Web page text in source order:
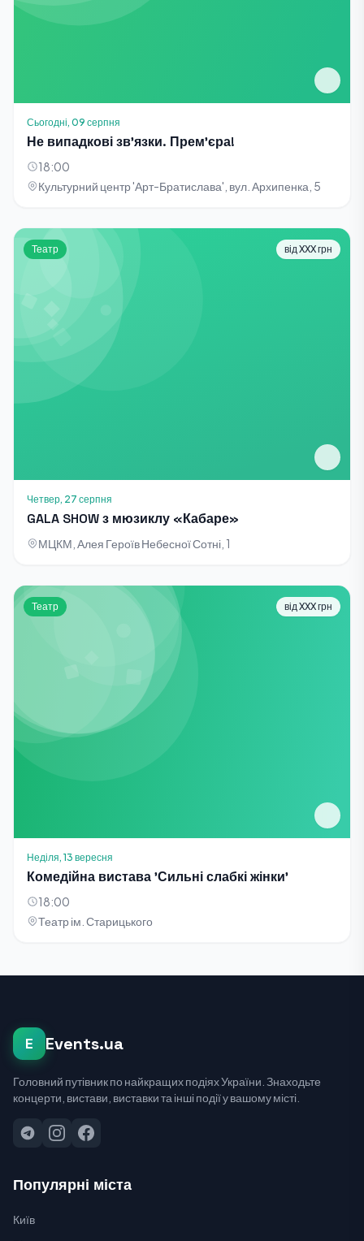
Сьогодні, 09 серпня
Не випадкові зв'язки. Прем'єра!
18:00
Культурний центр 'Арт-Братислава', вул. Архипенка, 5
Театр від XXX грн
Четвер, 27 серпня
GALA SHOW з мюзиклу «Кабаре»
МЦКМ, Алея Героїв Небесної Сотні, 1
Театр від XXX грн
Неділя, 13 вересня
Комедійна вистава 'Сильні слабкі жінки'
18:00
Театр ім. Старицького
E Events.ua
Головний путівник по найкращих подіях України. Знаходьте
концерти, вистави, виставки та інші події у вашому місті.
Популярні міста
Київ